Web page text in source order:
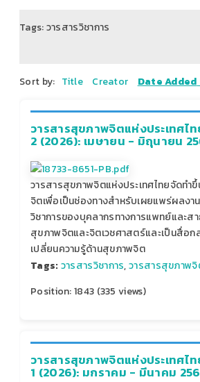
Tags: วารสารวิชาการ
Sort by: Title Creator Date Added
วารสารสุขภาพจิตแห่งประเทศไ
2 (2026): เมษายน - มิถุนายน
วารสารสุขภาพจิตแห่งประเทศไทยจัดทำ
จิตเพื่อเป็นช่องทางสำหรับเผยแพร่ผลงา
วิชาการของบุคลากรทางการแพทย์และส
สุขภาพจิตและจิตเวชศาสตร์และเป็นสื่อก
เปลี่ยนความรู้ด้านสุขภาพจิต
Tags: วารสารวิชาการ,วารสารสุขภาพจิ
Position:1843 (335 views)
วารสารสุขภาพจิตแห่งประเทศไ
1 (2026): มกราคม - มีนาคม